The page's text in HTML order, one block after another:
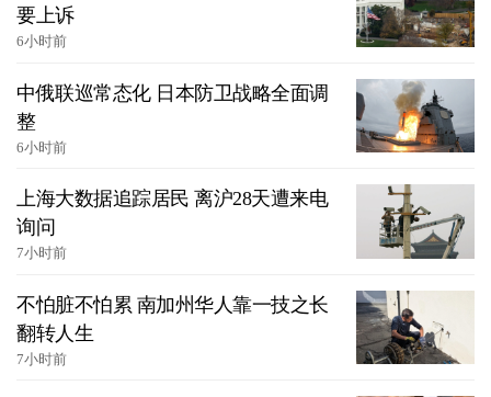
要上诉
6小时前
中俄联巡常态化 日本防卫战略全面调
整
6小时前
上海大数据追踪居民 离沪28天遭来电
询问
7小时前
不怕脏不怕累 南加州华人靠一技之长
翻转人生
7小时前